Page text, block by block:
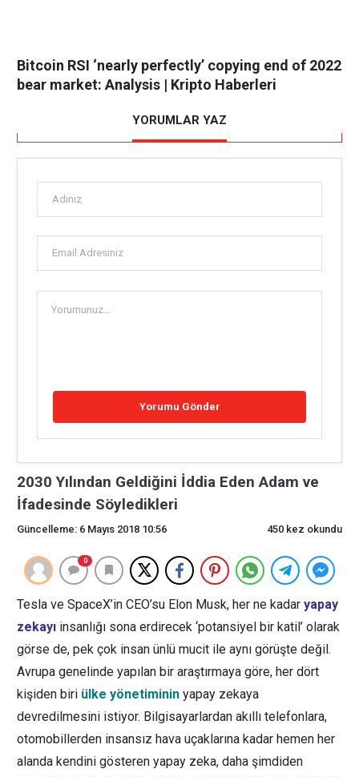
Bitcoin RSI ‘nearly perfectly’ copying end of 2022
bear market: Analysis | Kripto Haberleri
YORUMLAR YAZ
2030 Yılından Geldiğini İddia Eden Adam ve
İfadesinde Söyledikleri
Güncelleme: 6 Mayıs 2018 10:56 450 kez okundu
0
Tesla ve SpaceX’in CEO’su Elon Musk, her ne kadar yapay
zekayı insanlığı sona erdirecek ‘potansiyel bir katil’ olarak
görse de, pek çok insan ünlü mucit ile aynı görüşte değil.
Avrupa genelinde yapılan bir araştırmaya göre, her dört
kişiden biri ülke yönetiminin yapay zekaya
devredilmesini istiyor. Bilgisayarlardan akıllı telefonlara,
otomobillerden insansız hava uçaklarına kadar hemen her
alanda kendini gösteren yapay zeka, daha şimdiden